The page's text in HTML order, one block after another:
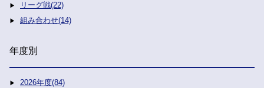
リーグ戦(22)
組み合わせ(14)
年度別
2026年度(84)